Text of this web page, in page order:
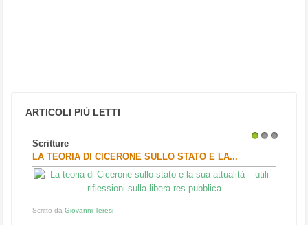
ARTICOLI PIÙ LETTI
Scritture
LA TEORIA DI CICERONE SULLO STATO E LA...
Scritto da Giovanni Teresi